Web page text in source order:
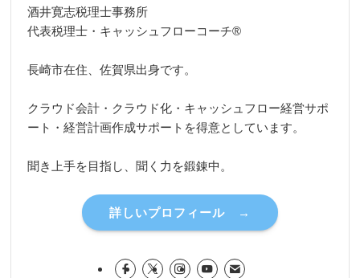
酒井寛志税理士事務所
代表税理士・キャッシュフローコーチ®
長崎市在住、佐賀県出身です。
クラウド会計・クラウド化・キャッシュフロー経営サポ
ート・経営計画作成サポートを得意としています。
聞き上手を目指し、聞く力を鍛錬中。
詳しいプロフィール →